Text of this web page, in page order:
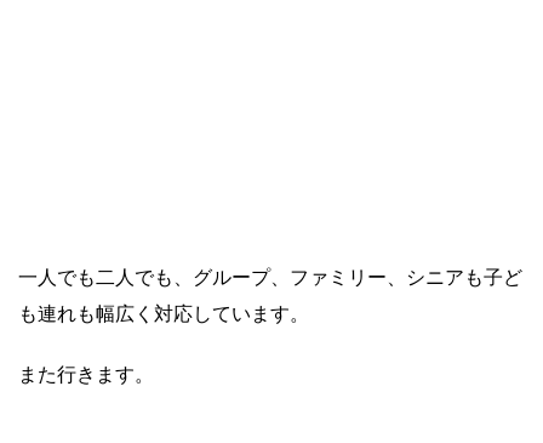
一人でも二人でも、グループ、ファミリー、シニアも子ど
も連れも幅広く対応しています。
また行きます。